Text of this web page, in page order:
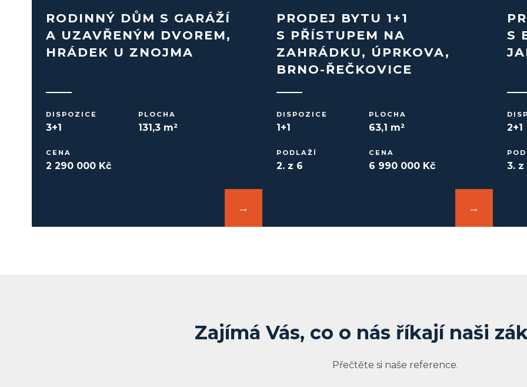
RODINNÝ DŮM S GARÁŽÍ
A UZAVŘENÝM DVOREM,
HRÁDEK U ZNOJMA
DISPOZICE
3+1
PLOCHA
131,3 m²
CENA
2 290 000 Kč
→
PRODEJ BYTU 1+1
S PŘÍSTUPEM NA
ZAHRÁDKU, ÚPRKOVA,
BRNO-ŘEČKOVICE
DISPOZICE
1+1
PLOCHA
63,1 m²
PODLAŽÍ
2. z 6
CENA
6 990 000 Kč
→
S
2+1
3. z
Zajímá Vás, co o nás říkají naši
Přečtěte si naše reference.